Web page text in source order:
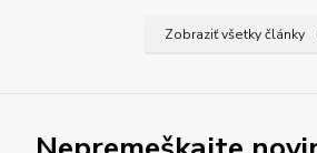
Zobraziť všetky články